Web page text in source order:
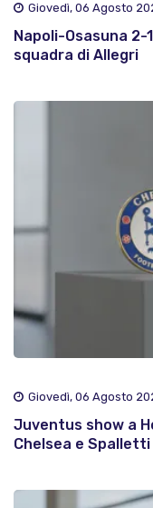
Giovedì, 06 Agosto
Napoli-Osasuna
squadra di Allegri
Giovedì, 06 Agosto
Juventus show a
Chelsea e Spalletti